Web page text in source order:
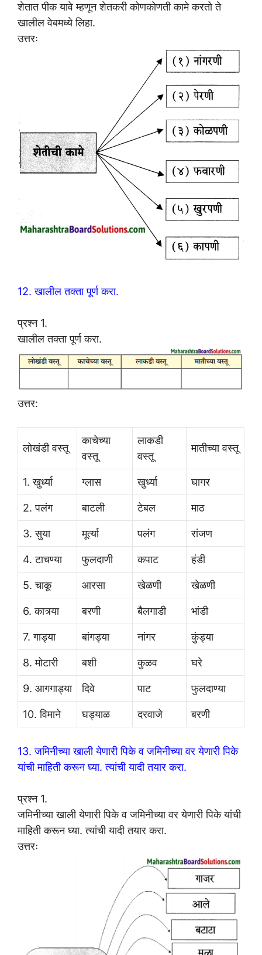
शेतात पीक यावे म्हणून शेतकरी कोणकोणती कामे करतो ते
खालील वेबमध्ये लिहा.
उत्तरः
12. खालील तक्ता पूर्ण करा.
प्रश्न 1.
खालील तक्ता पूर्ण करा.
उत्तर:
लोखंडी वस्तू
काचेच्या
वस्तू
लाकडी
वस्तू
मातीच्या वस्तू
1. खुर्ध्या ग्लास खुर्ध्या घागर
2. पलंग बाटली टेबल माठ
3. सुया मूर्त्या पलंग रांजण
4. टाचण्या फुलदाणी कपाट हंडी
5. चाकू आरसा खेळणी खेळणी
6. कात्र्या बरणी बैलगाडी भांडी
7. गाड्या बांगड्या नांगर कुंड्या
8. मोटारी बशी कुळव घरे
9. आगगाड्या दिवे पाट फुलदाण्या
10. विमाने घड्याळ दरवाजे बरणी
13. जमिनीच्या खाली येणारी पिके व जमिनीच्या वर येणारी पिके
यांची माहिती करून घ्या. त्यांची यादी तयार करा.
प्रश्न 1.
जमिनीच्या खाली येणारी पिके व जमिनीच्या वर येणारी पिके यांची
माहिती करून घ्या. त्यांची यादी तयार करा.
उत्तरः